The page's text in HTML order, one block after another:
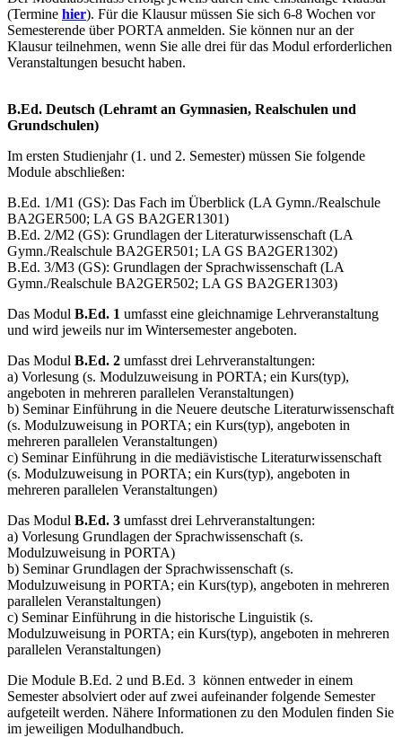
(Termine hier). Für die Klausur müssen Sie sich 6-8 Wochen vor
Semesterende über PORTA anmelden. Sie können nur an der
Klausur teilnehmen, wenn Sie alle drei für das Modul erforderlichen
Veranstaltungen besucht haben.
B.Ed. Deutsch (Lehramt an Gymnasien, Realschulen und
Grundschulen)
Im ersten Studienjahr (1. und 2. Semester) müssen Sie folgende
Module abschließen:
B.Ed. 1/M1 (GS): Das Fach im Überblick (LA Gymn./Realschule
BA2GER500; LA GS BA2GER1301)
B.Ed. 2/M2 (GS): Grundlagen der Literaturwissenschaft (LA
Gymn./Realschule BA2GER501; LA GS BA2GER1302)
B.Ed. 3/M3 (GS): Grundlagen der Sprachwissenschaft (LA
Gymn./Realschule BA2GER502; LA GS BA2GER1303)
Das Modul B.Ed. 1 umfasst eine gleichnamige Lehrveranstaltung
und wird jeweils nur im Wintersemester angeboten.
Das Modul B.Ed. 2 umfasst drei Lehrveranstaltungen:
a) Vorlesung (s. Modulzuweisung in PORTA; ein Kurs(typ),
angeboten in mehreren parallelen Veranstaltungen)
b) Seminar Einführung in die Neuere deutsche Literaturwissenschaft
(s. Modulzuweisung in PORTA; ein Kurs(typ), angeboten in
mehreren parallelen Veranstaltungen)
c) Seminar Einführung in die mediävistische Literaturwissenschaft
(s. Modulzuweisung in PORTA; ein Kurs(typ), angeboten in
mehreren parallelen Veranstaltungen)
Das Modul B.Ed. 3 umfasst drei Lehrveranstaltungen:
a) Vorlesung Grundlagen der Sprachwissenschaft (s.
Modulzuweisung in PORTA)
b) Seminar Grundlagen der Sprachwissenschaft (s.
Modulzuweisung in PORTA; ein Kurs(typ), angeboten in mehreren
parallelen Veranstaltungen)
c) Seminar Einführung in die historische Linguistik (s.
Modulzuweisung in PORTA; ein Kurs(typ), angeboten in mehreren
parallelen Veranstaltungen)
Die Module B.Ed. 2 und B.Ed. 3 können entweder in einem
Semester absolviert oder auf zwei aufeinander folgende Semester
aufgeteilt werden. Nähere Informationen zu den Modulen finden Sie
im jeweiligen Modulhandbuch.